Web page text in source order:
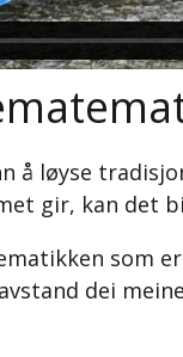
å løyse
gir, kan det
som
dei